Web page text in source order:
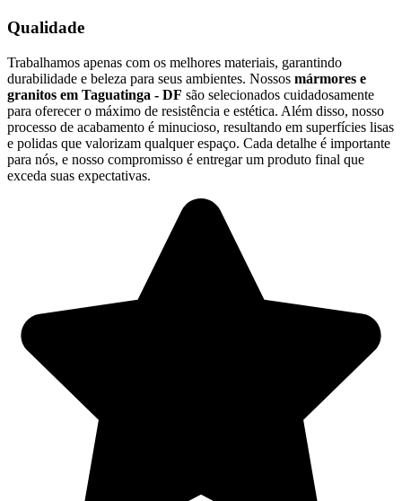
Qualidade
Trabalhamos apenas com os melhores materiais, garantindo
durabilidade e beleza para seus ambientes. Nossos mármores e
granitos em Taguatinga - DF são selecionados cuidadosamente
para oferecer o máximo de resistência e estética. Além disso, nosso
processo de acabamento é minucioso, resultando em superfícies lisas
e polidas que valorizam qualquer espaço. Cada detalhe é importante
para nós, e nosso compromisso é entregar um produto final que
exceda suas expectativas.